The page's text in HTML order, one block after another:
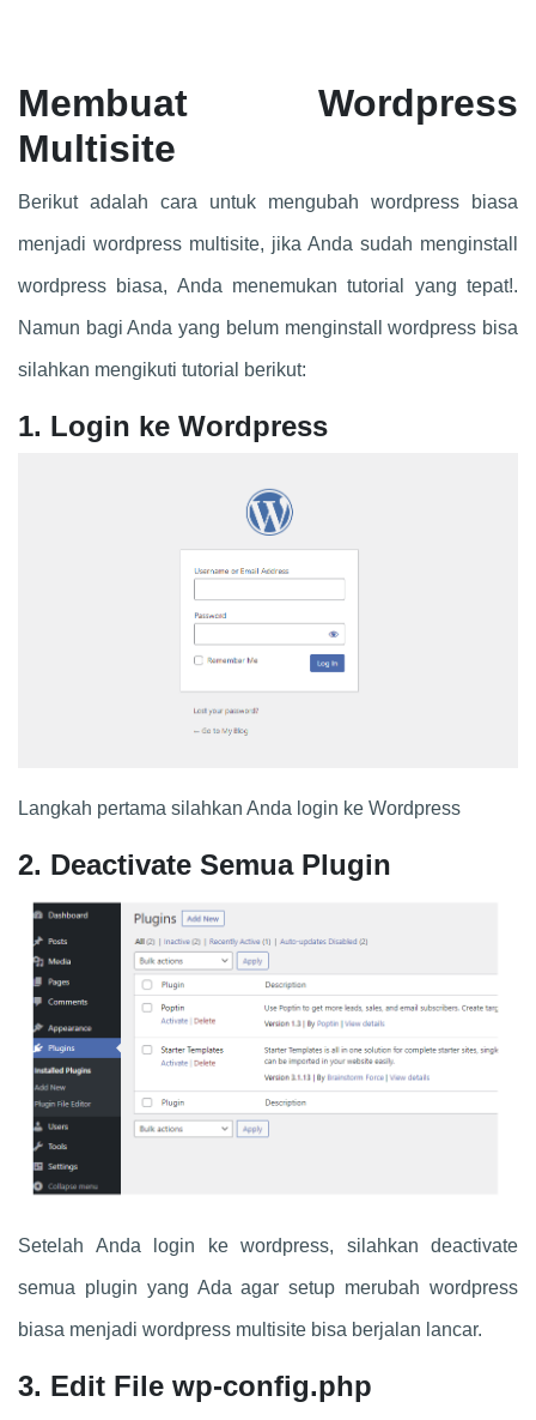
Membuat Wordpress
Multisite
Berikut adalah cara untuk mengubah wordpress biasa
menjadi wordpress multisite, jika Anda sudah menginstall
wordpress biasa, Anda menemukan tutorial yang tepat!.
Namun bagi Anda yang belum menginstall wordpress bisa
silahkan mengikuti tutorial berikut:
1. Login ke Wordpress
Langkah pertama silahkan Anda login ke Wordpress
2. Deactivate Semua Plugin
Setelah Anda login ke wordpress, silahkan deactivate
semua plugin yang Ada agar setup merubah wordpress
biasa menjadi wordpress multisite bisa berjalan lancar.
3. Edit File wp-config.php